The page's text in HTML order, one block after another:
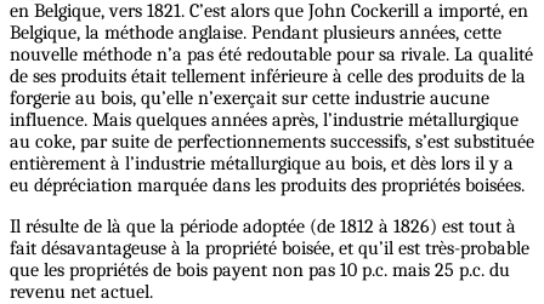
en Belgique, vers 1821. C’est alors que John Cockerill a importé, en
Belgique, la méthode anglaise. Pendant plusieurs années, cette
nouvelle méthode n’a pas été redoutable pour sa rivale. La qualité
de ses produits était tellement inférieure à celle des produits de la
forgerie au bois, qu’elle n’exerçait sur cette industrie aucune
influence. Mais quelques années après, l’industrie métallurgique
au coke, par suite de perfectionnements successifs, s’est substituée
entièrement à l’industrie métallurgique au bois, et dès lors il y a
eu dépréciation marquée dans les produits des propriétés boisées.
Il résulte de là que la période adoptée (de 1812 à 1826) est tout à
fait désavantageuse à la propriété boisée, et qu’il est très-probable
que les propriétés de bois payent non pas 10 p.c. mais 25 p.c. du
revenu net actuel.